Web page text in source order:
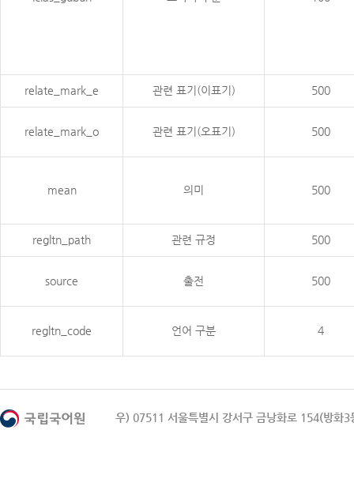
relate_mark_e 관련 표기(이표기) 500
relate_mark_o 관련 표기(오표기) 500
mean 의미 500
regltn_path 관련 규정 500
source 출전 500
regltn_code 언어 구분 4
우) 07511 서울특별시 강서구 금낭화로 154(방화3